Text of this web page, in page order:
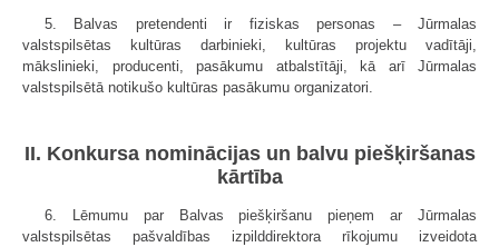
5. Balvas pretendenti ir fiziskas personas – Jūrmalas
valstspilsētas kultūras darbinieki, kultūras projektu vadītāji,
mākslinieki, producenti, pasākumu atbalstītāji, kā arī Jūrmalas
valstspilsētā notikušo kultūras pasākumu organizatori.
II. Konkursa nominācijas un balvu piešķiršanas
kārtība
6. Lēmumu par Balvas piešķiršanu pieņem ar Jūrmalas
valstspilsētas pašvaldības izpilddirektora rīkojumu izveidota